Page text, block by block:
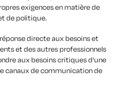
exigences en matière de
de politique.
directe aux besoins et
et des autres professionnels
aux besoins critiques d'une
canaux de communication de